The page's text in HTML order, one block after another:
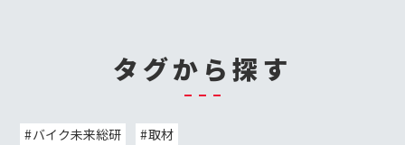
タグから探す
バイク未来総研
取材